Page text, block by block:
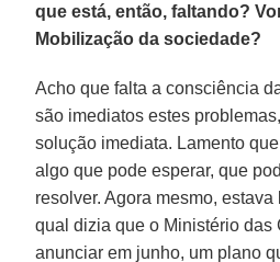
que está, então, faltando?
Mobilização da sociedade?
Acho que falta a consciência
são imediatos estes
solução imediata. Lamento
algo que pode esperar, que
resolver. Agora mesmo,
qual dizia que o Ministério das
anunciar em junho, um plano